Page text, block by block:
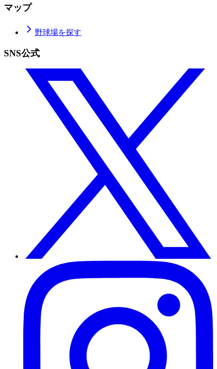
マップ
野球場を探す
SNS公式